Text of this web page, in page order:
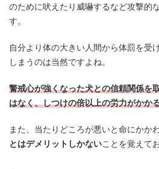
のために吠えたり威嚇するなど攻撃的
す。
自分より体の大きい人間から体罰を受
しまうのは当然ですよね。
警戒心が強くなった犬との信頼関係を
はなく、しつけの倍以上の労力がかか
また、当たりどころが悪いと命にかか
とはデメリットしかないことを覚えて